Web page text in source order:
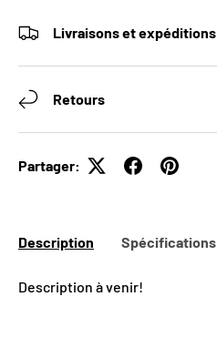
Livraisons et expéditions
Retours
Partager:
Description Spécifications
Description à venir!